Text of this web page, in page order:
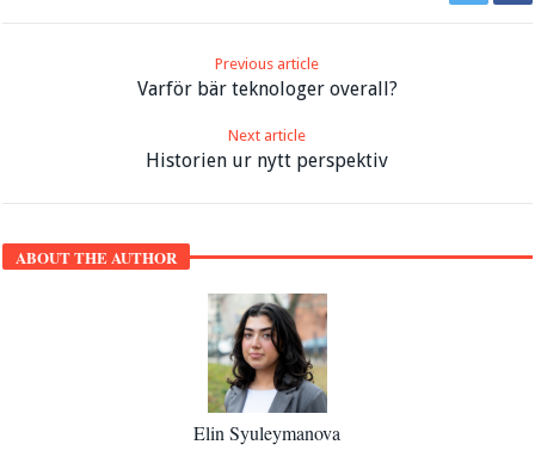
Previous article
Varför bär teknologer overall?
Next article
Historien ur nytt perspektiv
ABOUT THE AUTHOR
Elin Syuleymanova